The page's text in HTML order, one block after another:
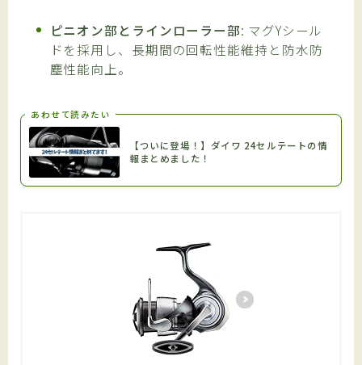
ピニオン部とラインローラー部: マグYシール
ドを採用し、長期間の回転性能維持と防水防
塵性能向上。
あわせて読みたい
【ついに登場！】ダイワ 24セルテートの情
報まとめました！